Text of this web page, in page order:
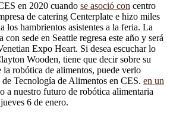
en 2020 cuando se asoció con centro
de catering Centerplate e hizo miles
los hambrientos asistentes a la feria. La
con sede en Seattle regresa este año y será
Expo Heart. Si desea escuchar lo
Wooden, tiene que decir sobre su
robótica de alimentos, puede verlo
Tecnología de Alimentos en CES. en un
a nuestro futuro de robótica alimentaria
6 de enero.